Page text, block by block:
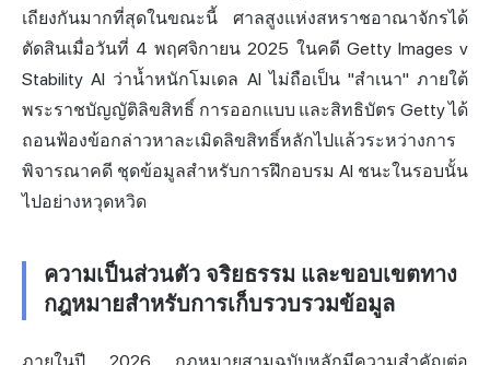
เถียงกันมากที่สุดในขณะนี้ ศาลสูงแห่งสหราชอาณาจักรได้
ตัดสินเมื่อวันที่ 4 พฤศจิกายน 2025 ในคดี Getty Images v
Stability AI ว่าน้ำหนักโมเดล AI ไม่ถือเป็น "สำเนา" ภายใต้
พระราชบัญญัติลิขสิทธิ์ การออกแบบ และสิทธิบัตร Getty ได้
ถอนฟ้องข้อกล่าวหาละเมิดลิขสิทธิ์หลักไปแล้วระหว่างการ
พิจารณาคดี ชุดข้อมูลสำหรับการฝึกอบรม AI ชนะในรอบนั้น
ไปอย่างหวุดหวิด
ความเป็นส่วนตัว จริยธรรม และขอบเขตทาง
กฎหมายสำหรับการเก็บรวบรวมข้อมูล